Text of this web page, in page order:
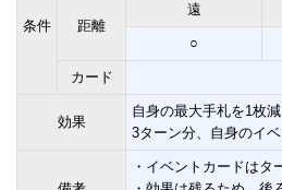
条件 距離
遠
○
カード
効果
自身の最大手札を1枚
3ターン分、自身のイ
・イベントカードは